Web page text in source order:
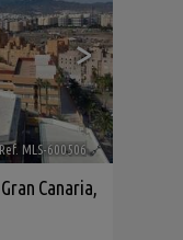
>
Ref. MLS-600506 🔗
Canaria,